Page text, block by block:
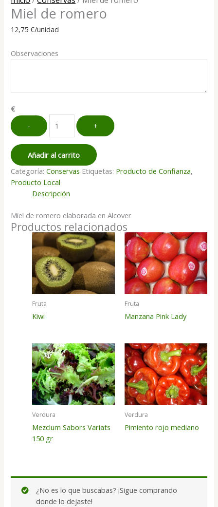
Miel de romero
12,75€/unidad
Observaciones
€
Miel
de
cantidad
- +
Añadir al carrito
Categoría:Conservas Etiquetas: Producto de Confianza,
Producto Local
Descripción
Miel de romero elaborada en Alcover
Productos relacionados
Fruta
Kiwi
Fruta
Manzana Pink Lady
Verdura
Mezclum Sabors Variats
150 gr
Verdura
Pimiento rojo mediano
¿No es lo que buscabas? ¡Sigue comprando
donde lo dejaste!